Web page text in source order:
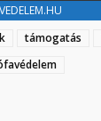
támogatás